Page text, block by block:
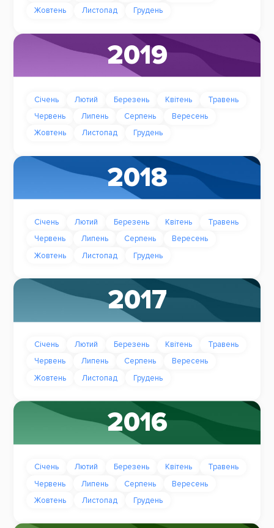
Жовтень
Листопад Грудень
2019
Січень Лютий Березень Квітень
Травень
Червень
Липень Серпень
Вересень
Жовтень
Листопад Грудень
2018
Січень Лютий Березень Квітень
Травень
Червень
Липень Серпень
Вересень
Жовтень
Листопад Грудень
2017
Січень Лютий Березень Квітень
Травень
Червень
Липень Серпень
Вересень
Жовтень
Листопад Грудень
2016
Січень Лютий Березень Квітень
Травень
Червень
Липень Серпень
Вересень
Жовтень
Листопад Грудень